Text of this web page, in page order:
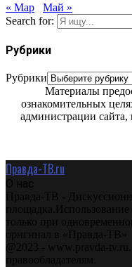
« Мар
Май »
Search for:
Рубрики
Рубрики
Материалы
ознакомительных
администрации сайта,
Правда-ТВ.ru
О нас
Правда-ТВ -
только при
оригинал в «Правда-ТВ»
@2023 - www.pravda-
правообладателям.